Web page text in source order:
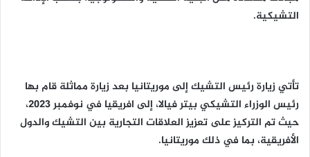
التشيكية.
تأتي زيارة رئيس التشيك إلى موريتانيا بعد زيارة مماثلة قام بها
رئيس الوزراء التشيكي بيتر فيالا، إلى افريقيا في نوفمبر 2023،
حيث تم التركيز على تعزيز العلاقات التجارية بين التشيك والدول
الأفريقية، بما في ذلك موريتانيا.